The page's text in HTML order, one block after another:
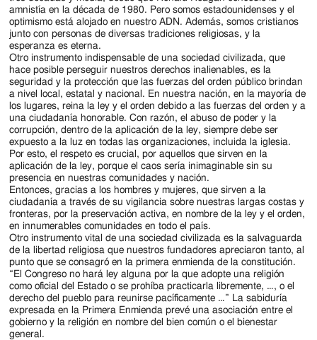
amnistía en la década de 1980. Pero somos estadounidenses y el
optimismo está alojado en nuestro ADN. Además, somos cristianos
junto con personas de diversas tradiciones religiosas, y la
esperanza es eterna.
Otro instrumento indispensable de una sociedad civilizada, que
hace posible perseguir nuestros derechos inalienables, es la
seguridad y la protección que las fuerzas del orden público brindan
a nivel local, estatal y nacional. En nuestra nación, en la mayoría de
los lugares, reina la ley y el orden debido a las fuerzas del orden y a
una ciudadanía honorable. Con razón, el abuso de poder y la
corrupción, dentro de la aplicación de la ley, siempre debe ser
expuesto a la luz en todas las organizaciones, incluida la iglesia.
Por esto, el respeto es crucial, por aquellos que sirven en la
aplicación de la ley, porque el caos sería inimaginable sin su
presencia en nuestras comunidades y nación.
Entonces, gracias a los hombres y mujeres, que sirven a la
ciudadanía a través de su vigilancia sobre nuestras largas costas y
fronteras, por la preservación activa, en nombre de la ley y el orden,
en innumerables comunidades en todo el país.
Otro instrumento vital de una sociedad civilizada es la salvaguarda
de la libertad religiosa que nuestros fundadores apreciaron tanto, al
punto que se consagró en la primera enmienda de la constitución.
“El Congreso no hará ley alguna por la que adopte una religión
como oficial del Estado o se prohíba practicarla libremente, …, o el
derecho del pueblo para reunirse pacíficamente …” La sabiduría
expresada en la Primera Enmienda prevé una asociación entre el
gobierno y la religión en nombre del bien común o el bienestar
general.